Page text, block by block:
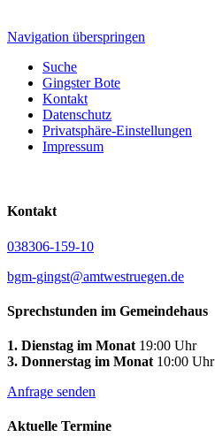
Navigation überspringen
Suche
Gingster Bote
Kontakt
Datenschutz
Privatsphäre-Einstellungen
Impressum
Kontakt
038306-159-10
bgm-gingst@amtwestruegen.de
Sprechstunden im Gemeindehaus
1. Dienstag im Monat 19:00 Uhr
3. Donnerstag im Monat 10:00 Uhr
Anfrage senden
Aktuelle Termine